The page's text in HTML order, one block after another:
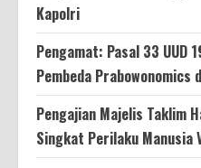
Kapolri
Pengamat: Pasal 33 UUD
Pembeda
Pengajian Majelis Taklim
Singkat Perilaku Manusia